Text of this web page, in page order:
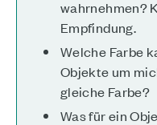
wahrnehmen?
Empfindung.
Welche Farbe
Objekte um
gleiche Farbe?
Was für ein